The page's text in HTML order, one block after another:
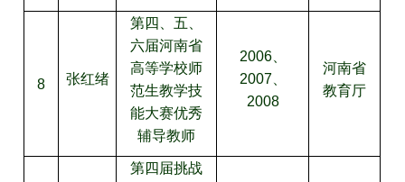
8 张红绪
第四、五、
六届河南省
高等学校师
范生教学技
能大赛优秀
辅导教师
2006、
2007、
2008
河南省
教育厅
第四届挑战